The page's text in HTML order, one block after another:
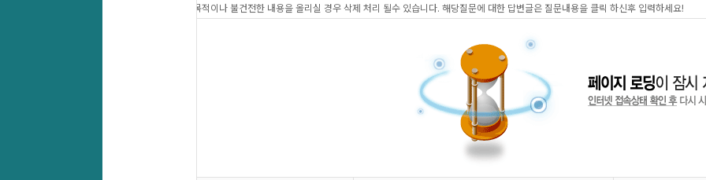
상품문의 이외에 다른목적이나 불건전한 내용을 올리실 경우 삭제 처리 될수 있습니다. 해당질문에 대한 답변글은 질문내용을 클릭 하신후 입력하세요!